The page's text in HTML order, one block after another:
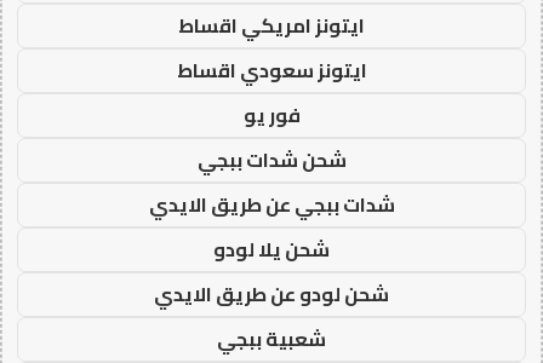
ايتونز امريكي اقساط
ايتونز سعودي اقساط
فور يو
شحن شدات ببجي
شدات ببجي عن طريق الايدي
شحن يلا لودو
شحن لودو عن طريق الايدي
شعبية ببجي